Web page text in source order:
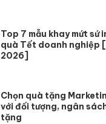
Top 7 mẫu khay mứt sứ
quà Tết doanh nghiệp
2026]
Chọn quà tặng
với đối tượng, ngân
tặng